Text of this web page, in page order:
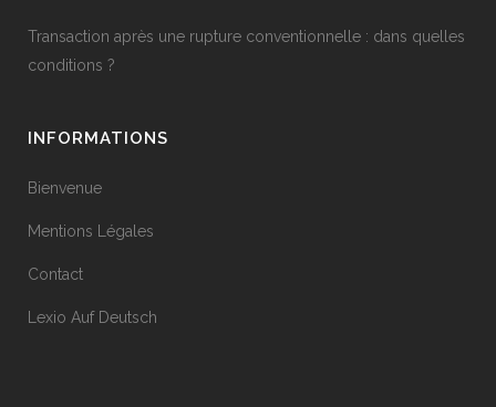
Transaction après une rupture conventionnelle : dans quelles
conditions ?
INFORMATIONS
Bienvenue
Mentions Légales
Contact
Lexio Auf Deutsch